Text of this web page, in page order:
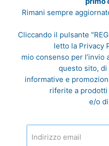
Rimani sempre
Cliccando il pulsante
letto la Privacy
mio consenso per l’invio
questo sito,
informative e
riferite a
e/o
Indirizzo email